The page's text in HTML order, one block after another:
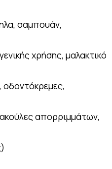
σαμπουάν,
χρήσης, μαλακτικό
απορριμμάτων,